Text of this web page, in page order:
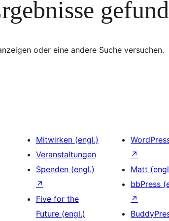
oder eine andere Suche versuchen.
Mitwirken (engl.)
Veranstaltungen
Spenden (engl.)
↗
Five for the
Future (engl.)
↗
Matt
bbPress
↗